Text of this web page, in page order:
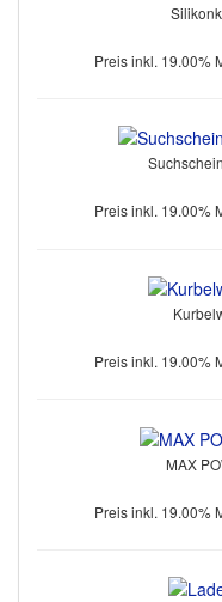
Preis inkl. 19.00%
Preis inkl. 19.00%
Preis inkl. 19.00%
MAX
Preis inkl. 19.00%